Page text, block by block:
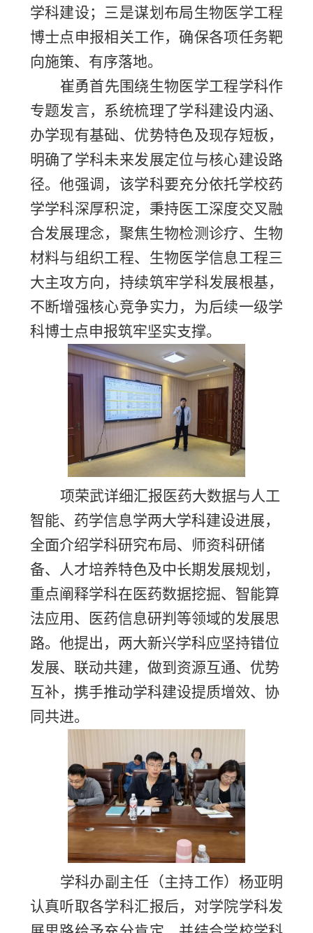
学科建设；三是谋划布局生物医学工程
博士点申报相关工作，确保各项任务靶
向施策、有序落地。
崔勇首先围绕生物医学工程学科作
专题发言，系统梳理了学科建设内涵、
办学现有基础、优势特色及现存短板，
明确了学科未来发展定位与核心建设路
径。他强调，该学科要充分依托学校药
学学科深厚积淀，秉持医工深度交叉融
合发展理念，聚焦生物检测诊疗、生物
材料与组织工程、生物医学信息工程三
大主攻方向，持续筑牢学科发展根基，
不断增强核心竞争实力，为后续一级学
科博士点申报筑牢坚实支撑。
项荣武详细汇报医药大数据与人工
智能、药学信息学两大学科建设进展，
全面介绍学科研究布局、师资科研储
备、人才培养特色及中长期发展规划，
重点阐释学科在医药数据挖掘、智能算
法应用、医药信息研判等领域的发展思
路。他提出，两大新兴学科应坚持错位
发展、联动共建，做到资源互通、优势
互补，携手推动学科建设提质增效、协
同共进。
学科办副主任（主持工作）杨亚明
认真听取各学科汇报后，对学院学科发